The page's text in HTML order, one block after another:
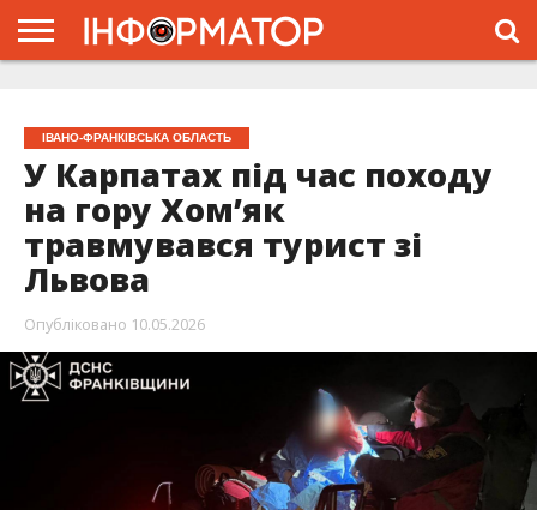
ІВАНО-ФРАНКІВСЬКА ОБЛАСТЬ
У Карпатах під час походу
на гору Хом’як
травмувався турист зі
Львова
Опубліковано 10.05.2026